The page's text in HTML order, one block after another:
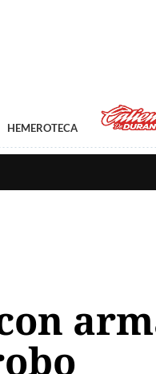
HEMEROTECA